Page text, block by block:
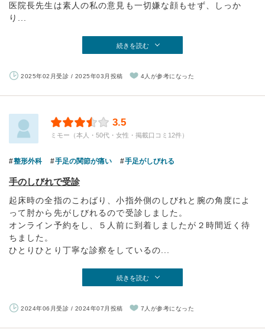
医院長先生は素人の私の意見も一切嫌な顔もせず、しっか
り...
続きを読む
2025年02月受診 / 2025年03月投稿 4人が参考になった
3.5
ミモー（本人・50代・女性・掲載口コミ12件）
整形外科 手足の関節が痛い 手足がしびれる
手のしびれで受診
起床時の全指のこわばり、小指外側のしびれと腕の角度によ
って肘から先がしびれるので受診しました。
オンライン予約をし、５人前に到着しましたが２時間近く待
ちました。
ひとりひとり丁寧な診察をしているの...
続きを読む
2024年06月受診 / 2024年07月投稿 7人が参考になった